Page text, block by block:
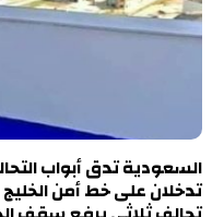
السعودية تدق أبواب
تدخلان على خط أمن